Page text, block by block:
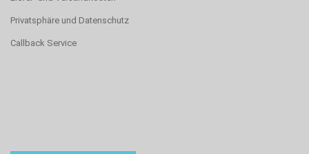
Privatsphäre und Datenschutz
Callback Service